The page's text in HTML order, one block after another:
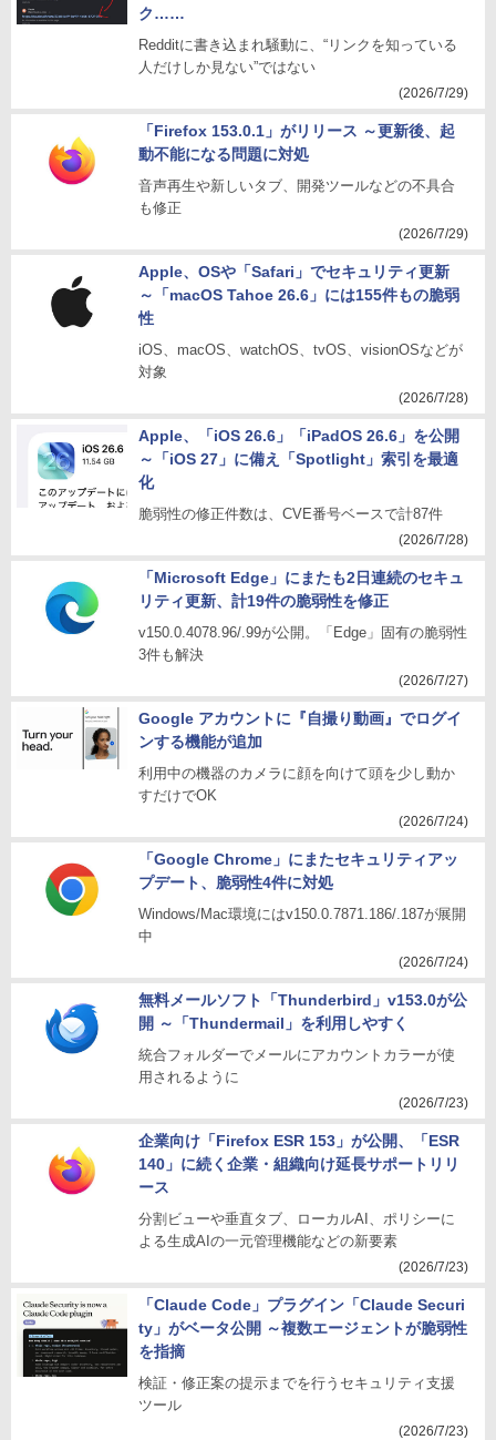
ク……
Redditに書き込まれ騒動に、“リンクを知っている
人だけしか見ない”ではない
(2026/7/29)
「Firefox 153.0.1」がリリース ～更新後、起
動不能になる問題に対処
音声再生や新しいタブ、開発ツールなどの不具合
も修正
(2026/7/29)
Apple、OSや「Safari」でセキュリティ更新
～「macOS Tahoe 26.6」には155件もの脆弱
性
iOS、macOS、watchOS、tvOS、visionOSなどが
対象
(2026/7/28)
Apple、「iOS 26.6」「iPadOS 26.6」を公開
～「iOS 27」に備え「Spotlight」索引を最適
化
脆弱性の修正件数は、CVE番号ベースで計87件
(2026/7/28)
「Microsoft Edge」にまたも2日連続のセキュ
リティ更新、計19件の脆弱性を修正
v150.0.4078.96/.99が公開。「Edge」固有の脆弱性
3件も解決
(2026/7/27)
Google アカウントに『自撮り動画』でログイ
ンする機能が追加
利用中の機器のカメラに顔を向けて頭を少し動か
すだけでOK
(2026/7/24)
「Google Chrome」にまたセキュリティアッ
プデート、脆弱性4件に対処
Windows/Mac環境にはv150.0.7871.186/.187が展開
中
(2026/7/24)
無料メールソフト「Thunderbird」v153.0が公
開 ～「Thundermail」を利用しやすく
統合フォルダーでメールにアカウントカラーが使
用されるように
(2026/7/23)
企業向け「Firefox ESR 153」が公開、「ESR
140」に続く企業・組織向け延長サポートリリ
ース
分割ビューや垂直タブ、ローカルAI、ポリシーに
よる生成AIの一元管理機能などの新要素
(2026/7/23)
「Claude Code」プラグイン「Claude Securi
ty」がベータ公開 ～複数エージェントが脆弱性
を指摘
検証・修正案の提示までを行うセキュリティ支援
ツール
(2026/7/23)